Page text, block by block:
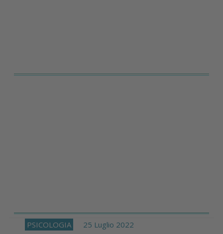
PSICOLOGIA 25 Luglio 2022